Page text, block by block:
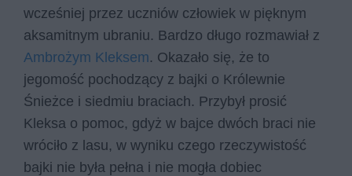
wcześniej przez uczniów człowiek w pięknym
aksamitnym ubraniu. Bardzo długo rozmawiał z
Ambrożym Kleksem. Okazało się, że to
jegomość pochodzący z bajki o Królewnie
Śnieżce i siedmiu braciach. Przybył prosić
Kleksa o pomoc, gdyż w bajce dwóch braci nie
wróciło z lasu, w wyniku czego rzeczywistość
bajki nie była pełna i nie mogła dobiec